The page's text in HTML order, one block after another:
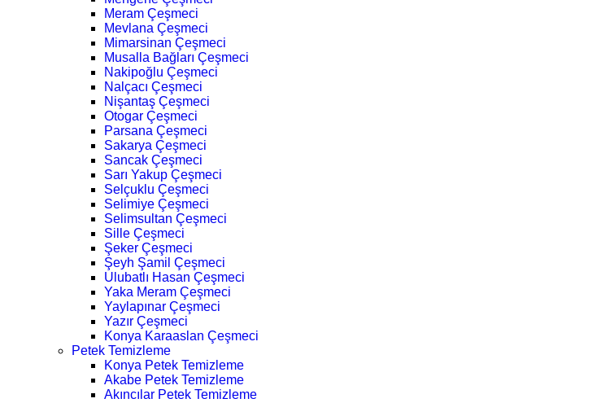
Meram Çeşmeci
Mevlana Çeşmeci
Mimarsinan Çeşmeci
Musalla Bağları Çeşmeci
Nakipoğlu Çeşmeci
Nalçacı Çeşmeci
Nişantaş Çeşmeci
Otogar Çeşmeci
Parsana Çeşmeci
Sakarya Çeşmeci
Sancak Çeşmeci
Sarı Yakup Çeşmeci
Selçuklu Çeşmeci
Selimiye Çeşmeci
Selimsultan Çeşmeci
Sille Çeşmeci
Şeker Çeşmeci
Şeyh Şamil Çeşmeci
Ulubatlı Hasan Çeşmeci
Yaka Meram Çeşmeci
Yaylapınar Çeşmeci
Yazır Çeşmeci
Konya Karaaslan Çeşmeci
Petek Temizleme
Konya Petek Temizleme
Akabe Petek Temizleme
Akıncılar Petek Temizleme